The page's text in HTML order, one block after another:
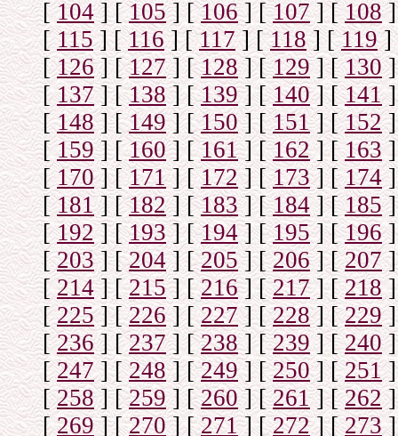
[104] [105] [106] [107] [ 108]
[115] [116] [117] [118] [119]
[126] [127] [128] [129] [130]
[137] [138] [139] [140] [141]
[148] [149] [150] [151] [152]
[159] [160] [161] [162] [163]
[170] [171] [172] [173] [174]
[181] [182] [183] [184] [185]
[192] [193] [194] [195] [196]
[203] [204] [205] [206] [207]
[ 214] [215] [216] [217] [218]
[225] [226] [227] [228] [229]
[236] [237] [238] [239] [ 240]
[247] [248] [249] [250] [251]
[258] [259] [260] [261] [262]
[269] [270] [271] [272] [273]